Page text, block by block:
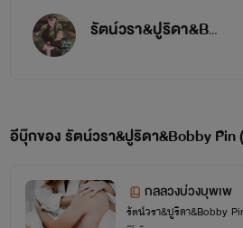
รัตน์วรา&ปูริดา&Bobby Pin
อีบุ๊กของ รัตน์วรา&ปูริดา&Bobby Pin
กลลวงบ่วงบุพเพ
รัตน์วรา&ปูริดา&Bobby